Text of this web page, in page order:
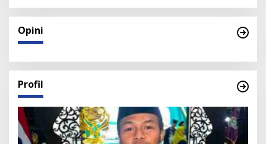
Opini
Profil